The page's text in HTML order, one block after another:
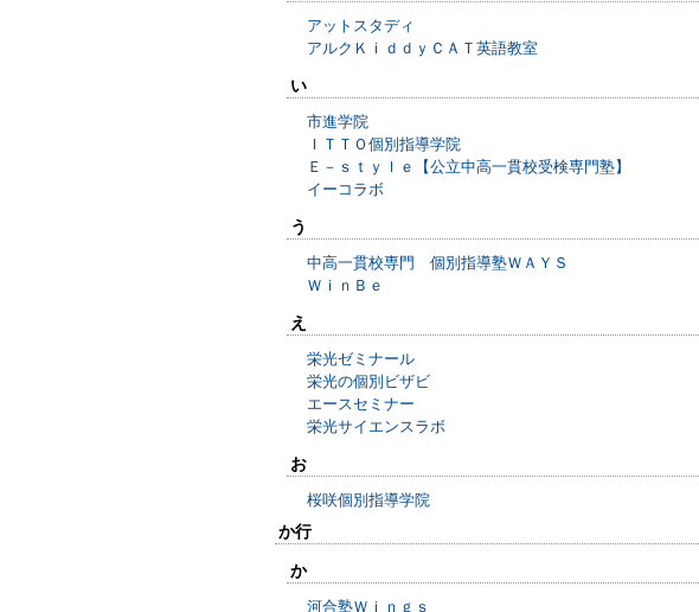
アットスタディ
アルクＫｉｄｄｙＣＡＴ英語教室
い
市進学院
ＩＴＴＯ個別指導学院
Ｅ－ｓｔｙｌｅ【公立中高一貫校受検専門塾】
イーコラボ
う
中高一貫校専門 個別指導塾ＷＡＹＳ
ＷｉｎＢｅ
え
栄光ゼミナール
栄光の個別ビザビ
エースセミナー
栄光サイエンスラボ
お
桜咲個別指導学院
か行
か
河合塾Ｗｉｎｇｓ